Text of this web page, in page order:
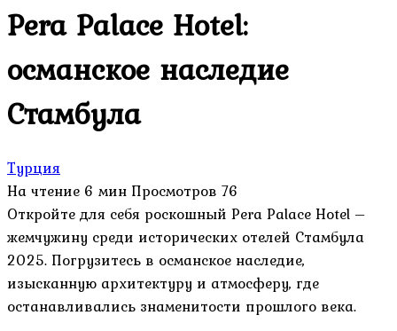
Pera Palace Hotel:
османское наследие
Стамбула
Турция
На чтение 6 мин Просмотров 76
Откройте для себя роскошный Pera Palace Hotel –
жемчужину среди исторических отелей Стамбула
2025. Погрузитесь в османское наследие,
изысканную архитектуру и атмосферу, где
останавливались знаменитости прошлого века.